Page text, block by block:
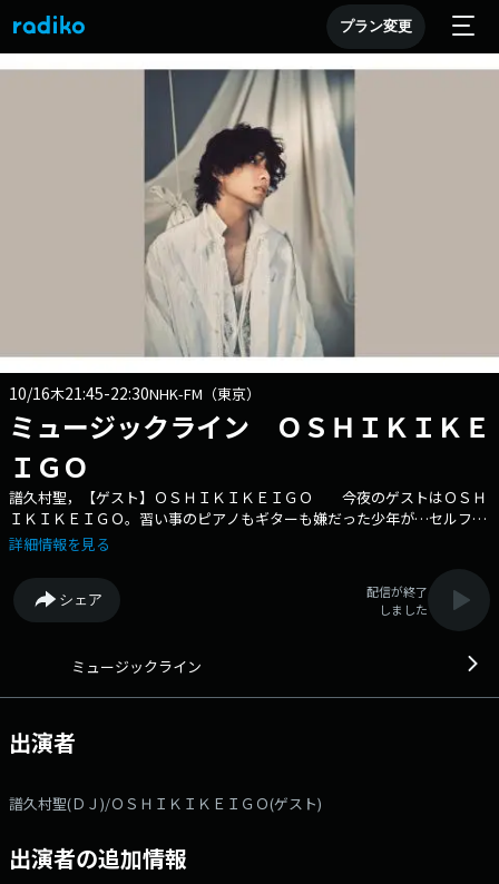
プラン変更
10/16木21:45-22:30NHK-FM（東京）
ミュージックライン ＯＳＨＩＫＩＫＥ
ＩＧＯ
譜久村聖，【ゲスト】ＯＳＨＩＫＩＫＥＩＧＯ 今夜のゲストはＯＳＨ
ＩＫＩＫＥＩＧＯ。習い事のピアノもギターも嫌だった少年が…セルフプ
ロデュース曲がＳＮＳで話題のアーティストに！友達とＤＩＹで作った防
バム・切ない別れの曲やアニメ主題歌の楽曲解説、「速度重視の紅茶がぶ
飲み」せっかちすぎる驚きのエピソードも！リクエスト・メッセージは番
組ホームページから、感想は＃ミュージックラインで！ 「ＳＵＧＡ
ｒｅ Ｉｎ Ｗｏｎｄｅｒ」 ＢＥ：ＦＩＲＳＴ ０３分１７秒 「喩
分３３秒
詳細情報を見る
シェア
配信が終了
しました
ミュージックライン
出演者
譜久村聖(ＤＪ)/ＯＳＨＩＫＩＫＥＩＧＯ(ゲスト)
出演者の追加情報